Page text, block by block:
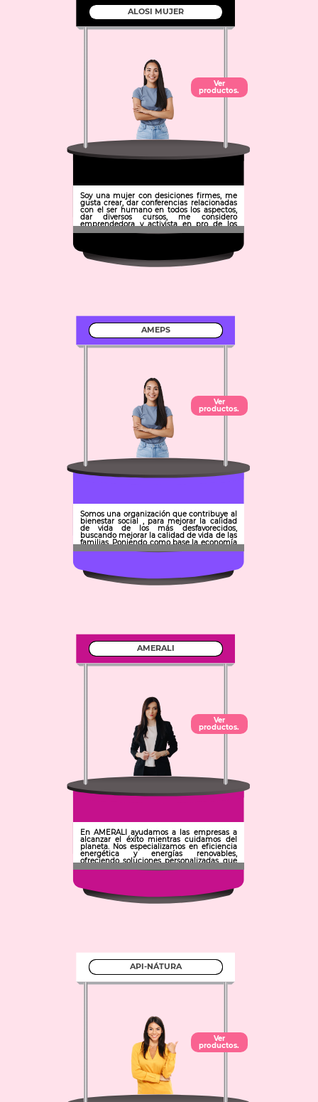
ALOSI MUJER
Ver
productos.
Soy una mujer con desiciones firmes, me
gusta crear, dar conferencias relacionadas
con el ser humano en todos los aspectos,
dar diversos cursos, me considero
emprendedora y activista en pro de los
animales y el medio ambiente
AMEPS
Ver
productos.
Somos una organización que contribuye al
bienestar social , para mejorar la calidad
de vida de los más desfavorecidos,
buscando mejorar la calidad de vida de las
familias. Poniendo como base la economía
social y solidaria.
AMERALI
Ver
productos.
En AMERALI ayudamos a las empresas a
alcanzar el éxito mientras cuidamos del
planeta. Nos especializamos en eficiencia
energética y energías renovables,
ofreciendo soluciones personalizadas que
reducen costos y mejoran la empresa.
API-NÁTURA
Ver
productos.